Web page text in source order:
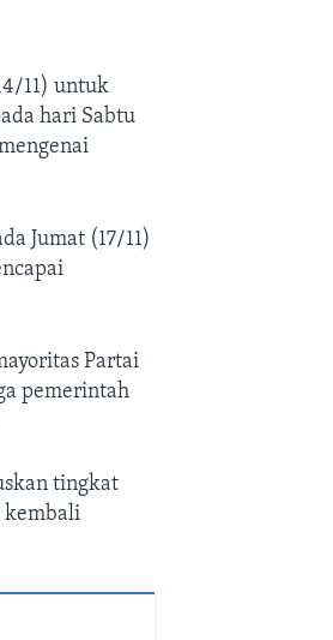
11) untuk
hari Sabtu
Jumat (17/11)
Partai
pemerintah
tingkat
kembali